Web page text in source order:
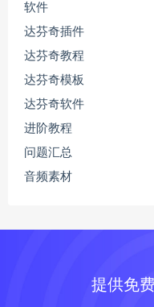
软件
达芬奇插件
达芬奇教程
达芬奇模板
达芬奇软件
进阶教程
问题汇总
音频素材
提供免